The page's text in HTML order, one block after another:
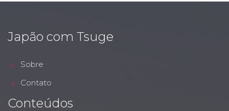
Japão com Tsuge
Sobre
Contato
Conteúdos